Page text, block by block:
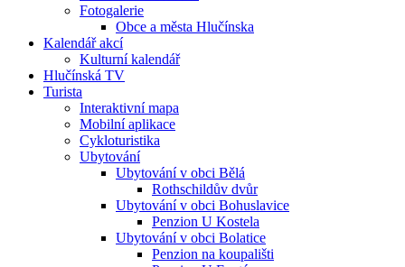
Fotogalerie
Obce a města Hlučínska
Kalendář akcí
Kulturní kalendář
Hlučínská TV
Turista
Interaktivní mapa
Mobilní aplikace
Cykloturistika
Ubytování
Ubytování v obci Bělá
Rothschildův dvůr
Ubytování v obci Bohuslavice
Penzion U Kostela
Ubytování v obci Bolatice
Penzion na koupališti